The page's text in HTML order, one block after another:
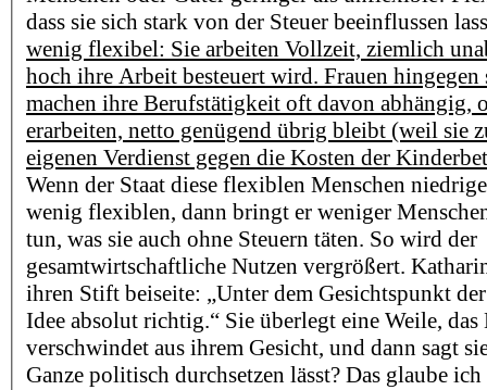
dass sie sich stark von der Steuer beeinflussen
wenig flexibel: Sie arbeiten Vollzeit, ziemlich
hoch ihre Arbeit besteuert wird. Frauen
machen ihre Berufstätigkeit oft davon abhängig,
erarbeiten, netto genügend übrig bleibt (weil sie
eigenen Verdienst gegen die Kosten der
Wenn der Staat diese flexiblen Menschen
wenig flexiblen, dann bringt er weniger
tun, was sie auch ohne Steuern täten. So wird der
gesamtwirtschaftliche Nutzen vergrößert.
ihren Stift beiseite: „Unter dem Gesichtspunkt
Idee absolut richtig.“ Sie überlegt eine Weile, das
verschwindet aus ihrem Gesicht, und dann sagt
Ganze politisch durchsetzen lässt? Das glaube